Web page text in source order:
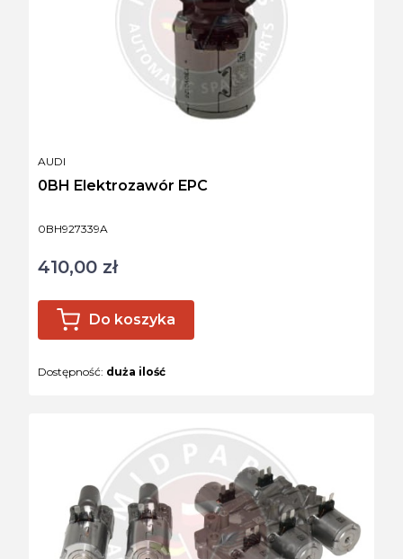
Kod produktu
0BH927339A
0BH Elektrozawór EPC
PRODUCENT
AUDI
Cena
410,00 zł
Do koszyka
Dostępność: duża ilość